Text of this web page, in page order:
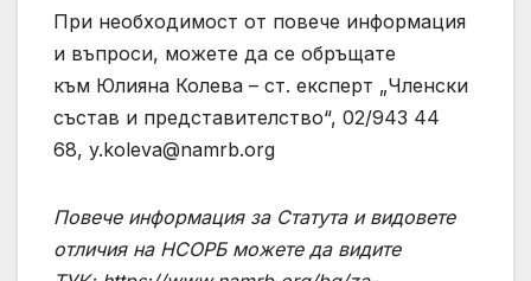
При необходимост от повече информация
и въпроси, можете да се обръщате
към Юлияна Колева – ст. експерт „Членски
състав и представителство“, 02/943 44
68, y.koleva@namrb.org
Повече информация за Статута и видовете
отличия на НСОРБ можете да видите